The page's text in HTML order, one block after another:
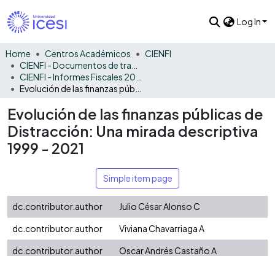
Log In
Home Centros Académicos
CIENFI
Evolución de las finanzas públicas de
Distracción: Una mirada descriptiva
1999 - 2021
Simple item page
dc.contributor.author
Julio César Alonso C
dc.contributor.author
Viviana Chavarriaga A
dc.contributor.author
Oscar Andrés Castaño A